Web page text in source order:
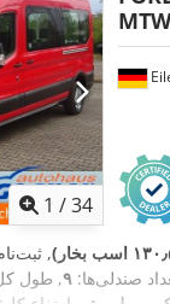
1 /34
,
صندلی‌ها: ۹, طول